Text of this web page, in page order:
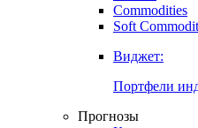
Commodities
Золото
Бензин
Soft
Виджет: